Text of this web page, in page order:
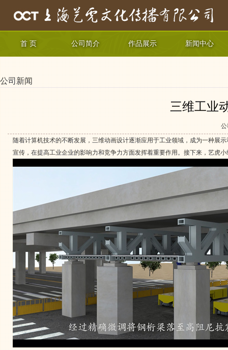
首 页 公司简介 作品展示 新闻中心
公司新闻
三维工业
公
随着计算机技术的不断发展，三维动画设计逐渐应用于工业领域，成为一种展
宣传，在提高工业企业的影响力和竞争力方面发挥着重要作用。接下来，艺虎